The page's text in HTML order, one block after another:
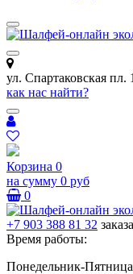
ул. Спартаковская пл.
как нас найти?
Корзина 0
на сумму 0 руб
0
+7 903 388 81 32
Время работы:
Понедельник-